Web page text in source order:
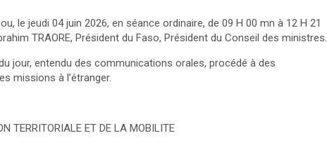
le jeudi 04 juin 2026, en séance ordinaire, de 09 H 00 mn à 12 H 21
TRAORE, Président du Faso, Président du Conseil des ministres.
jour, entendu des communications orales, procédé à des
missions à l’étranger.
TERRITORIALE ET DE LA MOBILITE